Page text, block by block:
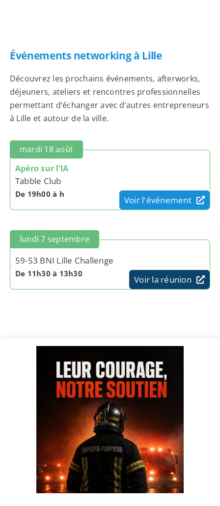
Événements networking à Lille
Découvrez les prochains événements, afterworks,
déjeuners, ateliers et rencontres professionnelles
permettant d’échanger avec d’autres entrepreneurs
à Lille et autour de la ville.
mardi 18 août
Apéro sur l’IA
Tabble Club
De 19h00 à h
Voir l'événement
lundi 7 septembre
59-53 BNI Lille Challenge
De 11h30 à 13h30
Voir la réunion